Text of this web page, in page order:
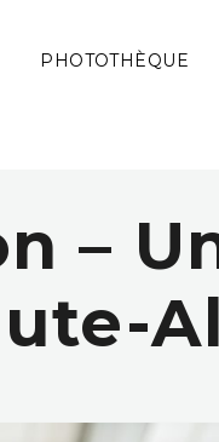
PHOTOTHÈQUE
–